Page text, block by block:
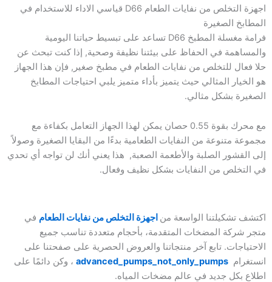
اجهزة التخلص من نفايات الطعام D66 قياسي الاداء للاستخدام في
المطابخ الصغيرة
فرامة مغسلة المطبخ D66 تساعد على تبسيط حياتنا اليومية
والمساهمة في الحفاظ على بيئتنا نظيفة وصحية, إذا كنت تبحث عن
حلا فعال للتخلص من نفايات الطعام في مطبخ صغير, فإن هذا الجهاز
هو الخيار المثالي حيث يتميز بأداء متميز يلبي احتياجات المطابخ
الصغيرة بشكل مثالي.
مع محرك بقوة 0.55 حصان يمكن لهذا الجهاز التعامل بكفاءة مع
مجموعة متنوعة من النفايات الطعامية بدءًا من البقايا الصغيرة وصولاً
إلى القشور الصلبة والأطعمة الصعبة, هذا يعني أنك لن تواجه أي تحدي
في التخلص من النفايات بشكل نظيف وفعال.
اكتشف تشكيلتنا الواسعة من اجهزة التخلص من نفايات الطعام في
متجر شركة المضخات المتقدمة، بأحجام متعددة تناسب جميع
الاحتياجات. تابع آخر منتجاتنا والعروض الحصرية على صفحتنا على
انستغرام advanced_pumps_not_only_pumps ، وكن دائمًا على
اطلاع بكل جديد في عالم مضخات المياه.